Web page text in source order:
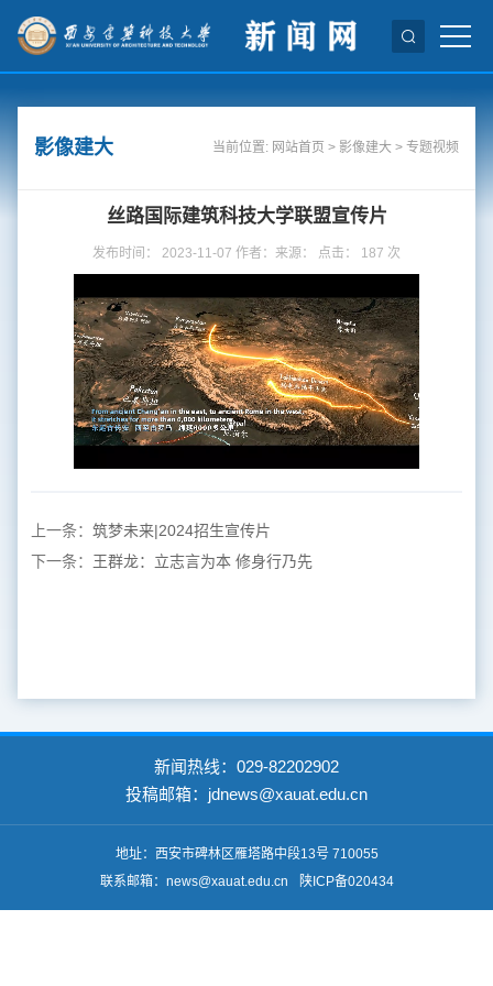
影像建大 当前位置: 网站首页 > 影像建大 >专题视频
丝路国际建筑科技大学联盟宣传片
发布时间： 2023-11-07 作者：来源： 点击： 187 次
上一条： 筑梦未来|2024招生宣传片
下一条： 王群龙：立志言为本 修身行乃先
新闻热线：029-82202902
投稿邮箱：jdnews@xauat.edu.cn
地址：西安市碑林区雁塔路中段13号 710055
联系邮箱：news@xauat.edu.cn
陕ICP备020434